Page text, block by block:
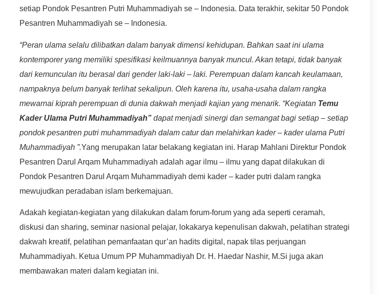
setiap Pondok Pesantren Putri Muhammadiyah se – Indonesia. Data terakhir, sekitar 50 Pondok
Pesantren Muhammadiyah se – Indonesia.
“Peran ulama selalu dilibatkan dalam banyak dimensi kehidupan. Bahkan saat ini ulama
kontemporer yang memiliki spesifikasi keilmuannya banyak muncul. Akan tetapi, tidak banyak
dari kemunculan itu berasal dari gender laki-laki – laki. Perempuan dalam kancah keulamaan,
nampaknya belum banyak terlihat sekalipun. Oleh karena itu, usaha-usaha dalam rangka
mewarnai kiprah perempuan di dunia dakwah menjadi kajian yang menarik. “Kegiatan Temu
Kader Ulama PutriMuhammadiyah” dapat menjadi sinergi dan semangat bagi setiap – setiap
pondok pesantren putri muhammadiyah dalam catur dan melahirkan kader – kader ulama Putri
Muhammadiyah ”.Yang merupakan latar belakang kegiatan ini. Harap Mahlani Direktur Pondok
Pesantren Darul Arqam Muhammadiyah adalah agar ilmu – ilmu yang dapat dilakukan di
Pondok Pesantren Darul Arqam Muhammadiyah demi kader – kader putri dalam rangka
mewujudkan peradaban islam berkemajuan.
Adakah kegiatan-kegiatan yang dilakukan dalam forum-forum yang ada seperti ceramah,
diskusi dan sharing, seminar nasional pelajar, lokakarya kepenulisan dakwah, pelatihan strategi
dakwah kreatif, pelatihan pemanfaatan qur’an hadits digital, napak tilas perjuangan
Muhammadiyah. Ketua Umum PP Muhammadiyah Dr. H. Haedar Nashir, M.Si juga akan
membawakan materi dalam kegiatan ini.